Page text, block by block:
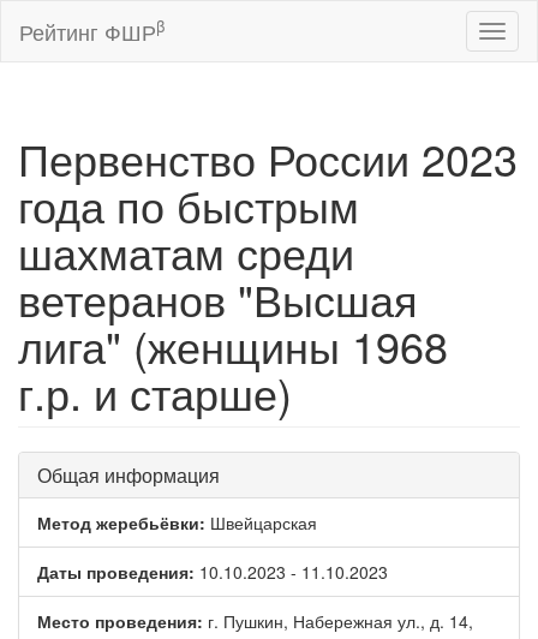
Рейтинг ФШРβ
Первенство России 2023
года по быстрым
шахматам среди
ветеранов "Высшая
лига" (женщины 1968
г.р. и старше)
Общая информация
Метод жеребьёвки: Швейцарская
Даты проведения: 10.10.2023 - 11.10.2023
Место проведения: г. Пушкин, Набережная ул., д. 14,